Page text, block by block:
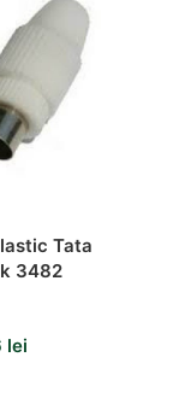
Tata
3482
lei